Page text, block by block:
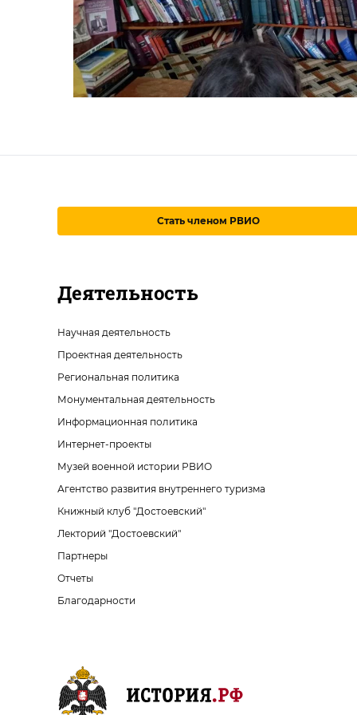
Стать членом РВИО
Деятельность
Научная деятельность
Проектная деятельность
Региональная политика
Монументальная деятельность
Информационная политика
Интернет-проекты
Музей военной истории РВИО
Агентство развития внутреннего туризма
Книжный клуб "Достоевский"
Лекторий "Достоевский"
Партнеры
Отчеты
Благодарности